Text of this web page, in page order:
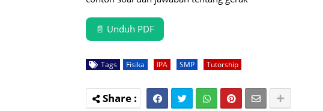
📄 Unduh PDF
Tags Fisika IPA SMP Tutorship